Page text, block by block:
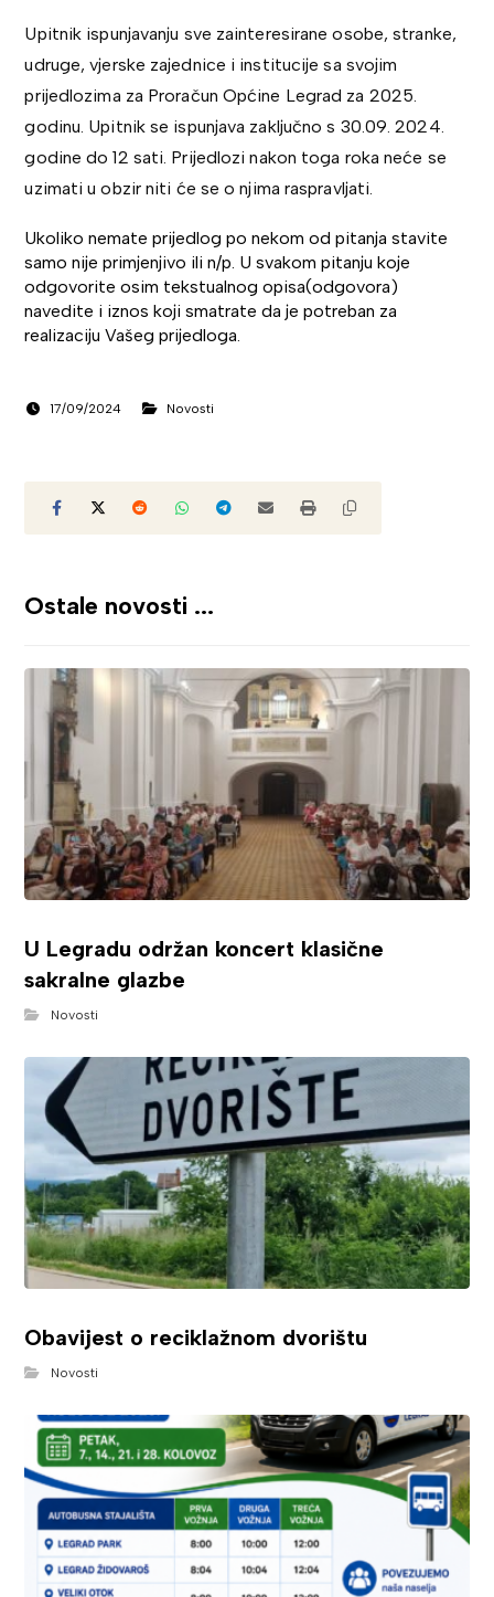
Upitnik ispunjavanju sve zainteresirane osobe, stranke,
udruge, vjerske zajednice i institucije sa svojim
prijedlozima za Proračun Općine Legrad za 2025.
godinu. Upitnik se ispunjava zaključno s 30.09. 2024.
godine do 12 sati. Prijedlozi nakon toga roka neće se
uzimati u obzir niti će se o njima raspravljati.
Ukoliko nemate prijedlog po nekom od pitanja stavite
samo nije primjenjivo ili n/p. U svakom pitanju koje
odgovorite osim tekstualnog opisa(odgovora)
navedite i iznos koji smatrate da je potreban za
realizaciju Vašeg prijedloga.
17/09/2024 Novosti
Ostale novosti ...
U Legradu održan koncert klasične
sakralne glazbe
Novosti
Obavijest o reciklažnom dvorištu
Novosti